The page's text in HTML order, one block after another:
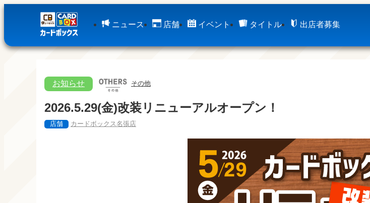
ニュース 店舗 イベント タイトル 出店者募集
お知らせ その他
2026.5.29(金)改装リニューアルオープン！
店舗 カードボックス名張店